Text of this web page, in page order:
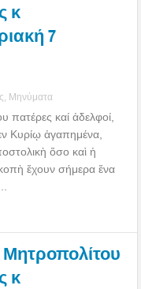
κ
7
Μηνύματα
καί ἀδελφοί,
Κυρίῳ ἀγαπημένα,
ὅσο καὶ ἡ
ἔχουν σήμερα ἕνα
κ